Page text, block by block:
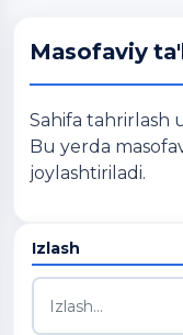
Masofaviy
Sahifa tahrirlash
Bu yerda
joylashtiriladi.
Izlash